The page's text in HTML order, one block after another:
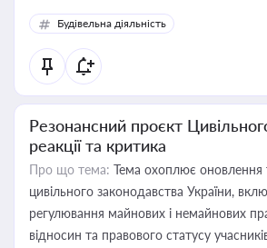
Будівельна діяльність
Резонансний проєкт
реакції та критика
Про що тема: Тема охоплює оновлення
цивільного законодавства України,
регулювання майнових і немайнових
відносин та правового статусу